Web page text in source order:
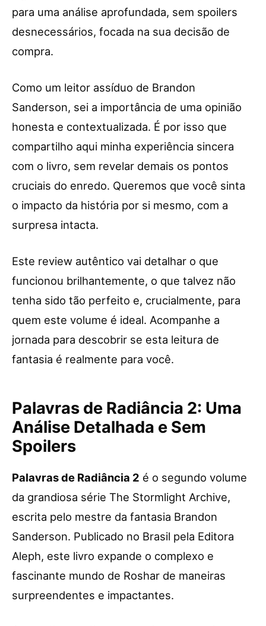
para uma análise aprofundada, sem spoilers
desnecessários, focada na sua decisão de
compra.
Como um leitor assíduo de Brandon
Sanderson, sei a importância de uma opinião
honesta e contextualizada. É por isso que
compartilho aqui minha experiência sincera
com o livro, sem revelar demais os pontos
cruciais do enredo. Queremos que você sinta
o impacto da história por si mesmo, com a
surpresa intacta.
Este review autêntico vai detalhar o que
funcionou brilhantemente, o que talvez não
tenha sido tão perfeito e, crucialmente, para
quem este volume é ideal. Acompanhe a
jornada para descobrir se esta leitura de
fantasia é realmente para você.
Palavras de Radiância 2: Uma
Análise Detalhada e Sem
Spoilers
Palavras de Radiância 2 é o segundo volume
da grandiosa série The Stormlight Archive,
escrita pelo mestre da fantasia Brandon
Sanderson. Publicado no Brasil pela Editora
Aleph, este livro expande o complexo e
fascinante mundo de Roshar de maneiras
surpreendentes e impactantes.